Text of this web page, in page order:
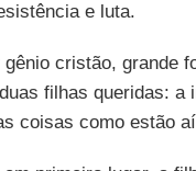
e luta.
cristão, grande
filhas queridas: a
coisas como estão